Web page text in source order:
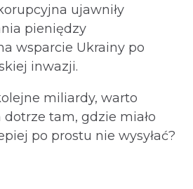
ujawniły
pieniędzy
wsparcie Ukrainy po
inwazji.
miliardy, warto
tam, gdzie miało
po prostu nie wysyłać?⁩